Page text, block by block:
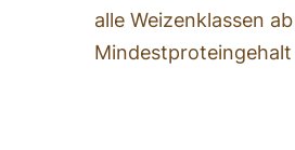
alle Weizenklassen